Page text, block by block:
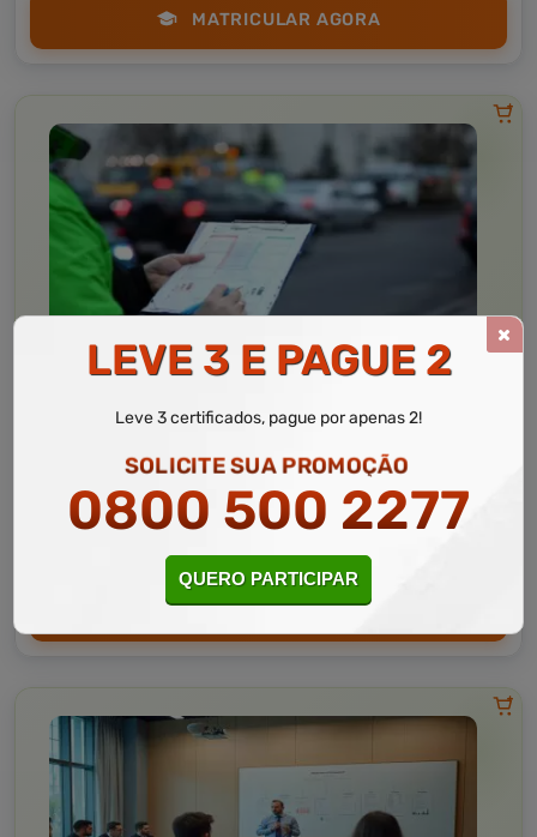
MATRICULAR AGORA
Curso Livre
Curso
Gratuito
MATRICULAR AGORA
LEVE 3 E PAGUE 2
Leve 3 certificados, pague por apenas 2!
SOLICITE SUA PROMOÇÃO
0800 500 2277
QUERO PARTICIPAR